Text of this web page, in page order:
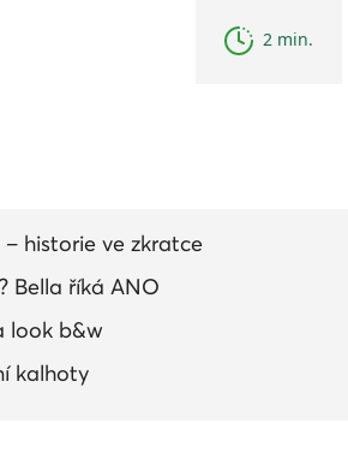
2 min.
historie ve zkratce
Bella říká ANO
look b&w
kalhoty